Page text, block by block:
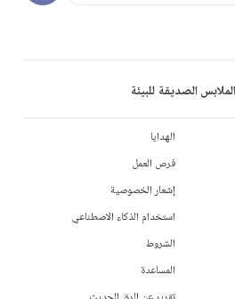
الملابس الصديقة للبيئة
الهدايا
فرص العمل
إشعار الخصوصية
استخدام الذكاء الاصطناعي
الشروط
المساعدة